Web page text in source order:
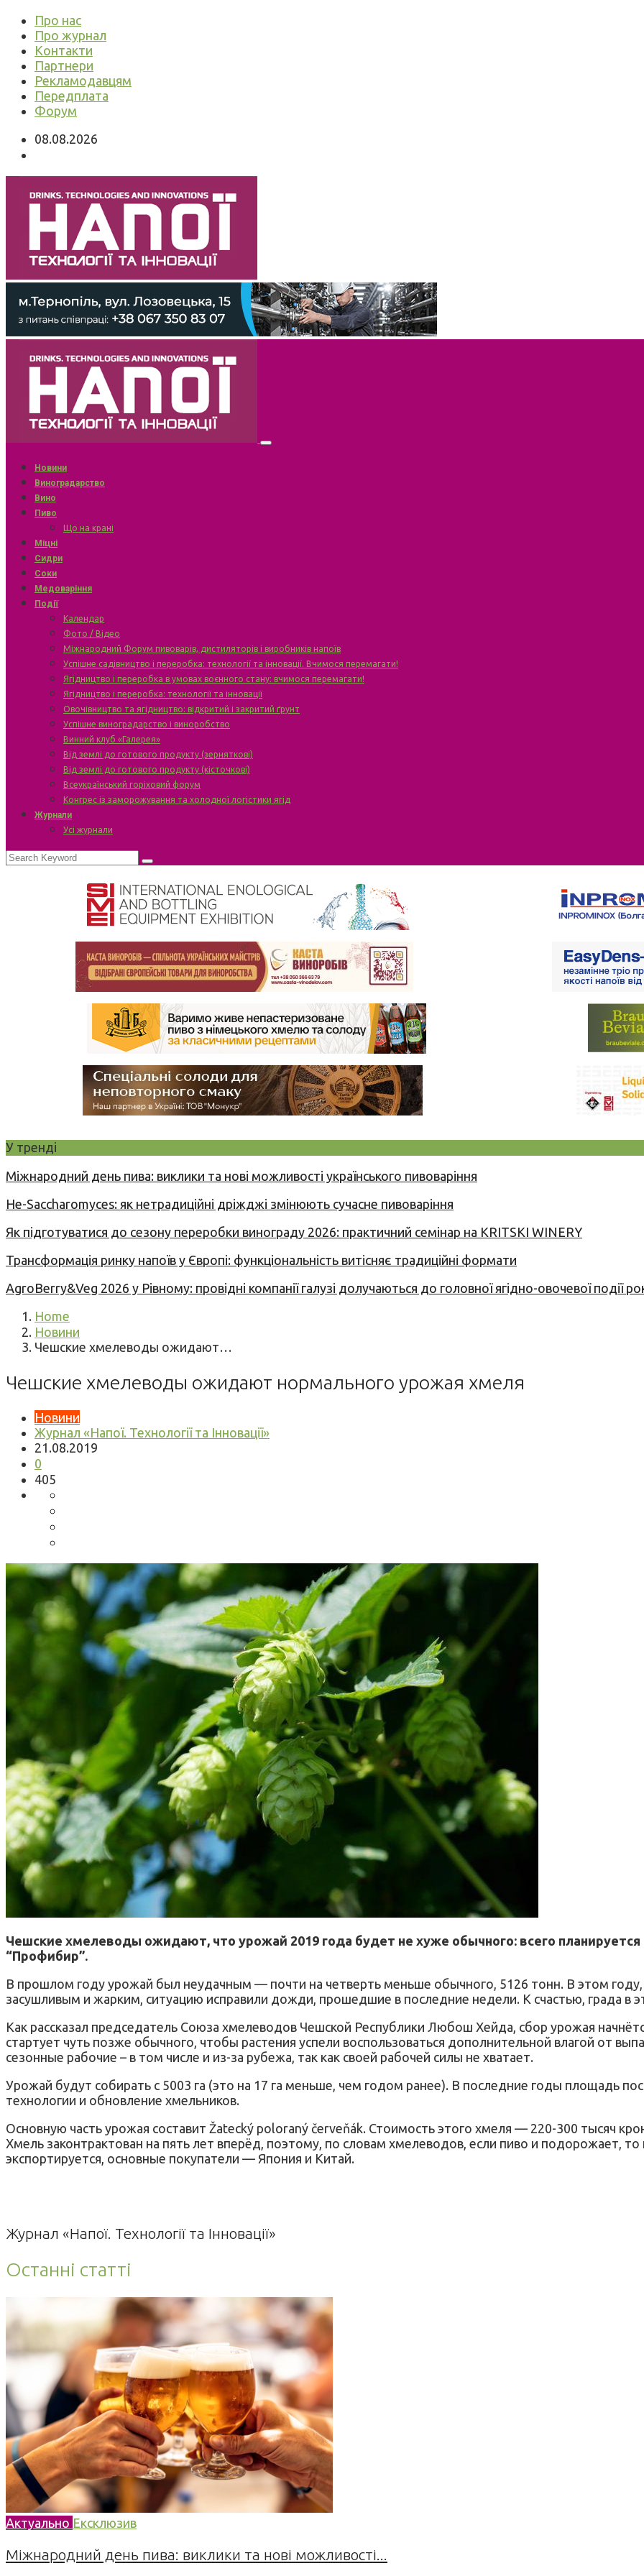
Про нас
Про журнал
Контакти
Партнери
Рекламодавцям
Передплата
Форум
08.08.2026
Новини
Виноградарство
Вино
Пиво
Що на крані
Міцні
Сидри
Соки
Медоваріння
Події
Календар
Фото / Відео
Міжнародний Форум пивоварів, дистиляторів і виробників напоїв
Успішне садівництво і переробка: технології та інновації. Вчимося перемагати!
Ягідництво і переробка в умовах воєнного стану: вчимося перемагати!
Ягідництво і переробка: технології та інновації
Овочівництво та ягідництво: відкритий і закритий ґрунт
Успішне виноградарство і виноробство
Винний клуб «Галерея»
Від землі до готового продукту (зерняткові)
Від землі до готового продукту (кісточкові)
Всеукраїнський горіховий форум
Конгрес із заморожування та холодної логістики ягід
Журнали
Усі журнали
У тренді
Міжнародний день пива: виклики та нові можливості українського пивоваріння
Не-Saccharomyces: як нетрадиційні дріжджі змінюють сучасне пивоваріння
Як підготуватися до сезону переробки винограду 2026: практичний семінар на KRITSKI WINERY
Трансформація ринку напоїв у Європі: функціональність витісняє традиційні формати
AgroBerry&Veg 2026 у Рівному: провідні компанії галузі долучаються до головної ягідно-овочевої події
Home
Новини
Чешские хмелеводы ожидают…
Чешские хмелеводы ожидают нормального урожая хмеля
Новини
Журнал «Напої. Технології та Інновації»
21.08.2019
0
405
Чешские хмелеводы ожидают, что урожай 2019 года будет не хуже обычного: всего планируется
“Профибир”.
В прошлом году урожай был неудачным — почти на четверть меньше обычного, 5126 тонн. В этом
засушливым и жарким, ситуацию исправили дожди, прошедшие в последние недели. К счастью, града в
Как рассказал председатель Союза хмелеводов Чешской Республики Любош Хейда, сбор урожая
стартует чуть позже обычного, чтобы растения успели воспользоваться дополнительной влагой от
сезонные рабочие – в том числе и из-за рубежа, так как своей рабочей силы не хватает.
Урожай будут собирать с 5003 га (это на 17 га меньше, чем годом ранее). В последние годы площадь
технологии и обновление хмельников.
Основную часть урожая составит Žatecký poloraný červeňák. Стоимость этого хмеля — 220-300 тысяч
Хмель законтрактован на пять лет вперёд, поэтому, по словам хмелеводов, если пиво и подорожает,
экспортируется, основные покупатели — Япония и Китай.
Журнал «Напої. Технології та Інновації»
Останні статті
Актуально Ексклюзив
Міжнародний день пива: виклики та нові можливості...